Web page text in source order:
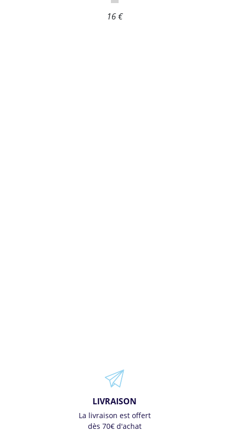
16 €
LIVRAISON
La livraison est offert
dès 70€ d'achat